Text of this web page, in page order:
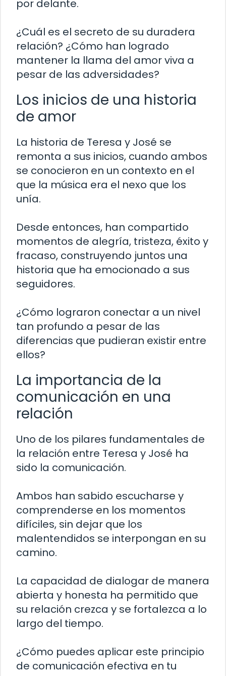
por delante.
¿Cuál es el secreto de su duradera
relación? ¿Cómo han logrado
mantener la llama del amor viva a
pesar de las adversidades?
Los inicios de una historia
de amor
La historia de Teresa y José se
remonta a sus inicios, cuando ambos
se conocieron en un contexto en el
que la música era el nexo que los
unía.
Desde entonces, han compartido
momentos de alegría, tristeza, éxito y
fracaso, construyendo juntos una
historia que ha emocionado a sus
seguidores.
¿Cómo lograron conectar a un nivel
tan profundo a pesar de las
diferencias que pudieran existir entre
ellos?
La importancia de la
comunicación en una
relación
Uno de los pilares fundamentales de
la relación entre Teresa y José ha
sido la comunicación.
Ambos han sabido escucharse y
comprenderse en los momentos
difíciles, sin dejar que los
malentendidos se interpongan en su
camino.
La capacidad de dialogar de manera
abierta y honesta ha permitido que
su relación crezca y se fortalezca a lo
largo del tiempo.
¿Cómo puedes aplicar este principio
de comunicación efectiva en tu